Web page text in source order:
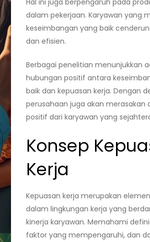
Hal ini juga berpengaruh pada
dalam pekerjaan. Karyawan yang
keseimbangan yang baik
dan efisien.
Berbagai penelitian menunjukkan
hubungan positif antara
baik dan kepuasan kerja. Dengan
perusahaan juga akan merasakan
positif dari karyawan yang
Konsep
Kerja
Kepuasan kerja merupakan
dalam lingkungan kerja yang
kinerja karyawan. Memahami
faktor yang mempengaruhi, dan